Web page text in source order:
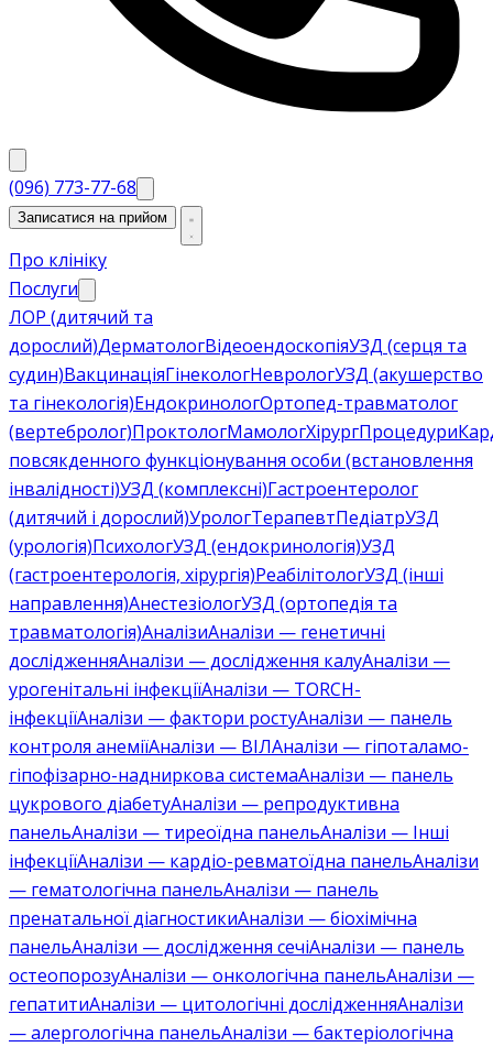
(096) 773-77-68
Записатися на прийом
Про клініку
Послуги
ЛОР (дитячий та
дорослий)ДерматологВідеоендоскопіяУЗД (серця та
судин)ВакцинаціяГінекологНеврологУЗД (акушерство
та гінекологія)ЕндокринологОртопед-травматолог
(вертебролог)ПроктологМамологХірургПроцедури
повсякденного функціонування особи (встановлення
інвалідності)УЗД (комплексні)Гастроентеролог
(дитячий і дорослий)УрологТерапевтПедіатрУЗД
(урологія)ПсихологУЗД (ендокринологія)УЗД
(гастроентерологія, хірургія)РеабілітологУЗД (інші
направлення)АнестезіологУЗД (ортопедія та
травматологія)АналізиАналізи — генетичні
дослідженняАналізи — дослідження калуАналізи —
урогенітальні інфекціїАналізи — TORCH-
інфекціїАналізи — фактори ростуАналізи — панель
контроля анеміїАналізи — ВІЛАналізи — гіпоталамо-
гіпофізарно-надниркова системаАналізи — панель
цукрового діабетуАналізи — репродуктивна
панельАналізи — тиреоїдна панельАналізи — Інші
інфекціїАналізи — кардіо-ревматоїдна панельАналізи
— гематологічна панельАналізи — панель
пренатальної діагностикиАналізи — біохімічна
панельАналізи — дослідження сечіАналізи — панель
остеопорозуАналізи — онкологічна панельАналізи —
гепатитиАналізи — цитологічні дослідженняАналізи
— алергологічна панельАналізи — бактеріологічна